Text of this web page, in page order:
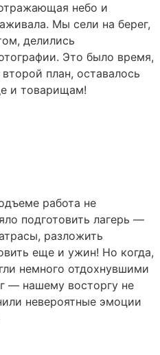
небо и
Мы сели на берег,
делились
Это было время,
план, оставалось
и товарищам!
работа не
подготовить лагерь —
разложить
еще и ужин! Но когда,
немного отдохнувшими
— нашему восторгу не
невероятные эмоции